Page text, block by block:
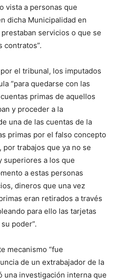
vista a personas que
dicha Municipalidad en
servicios o que se
contratos”.
el tribunal, los imputados
“para quedarse con las
primas de aquellos
y proceder a la
una de las cuentas de la
primas por el falso concepto
trabajos que ya no se
superiores a los que
a estas personas
dineros que una vez
eran retirados a través
para ello las tarjetas
poder”.
mecanismo “fue
de un extrabajador de la
una investigación interna que